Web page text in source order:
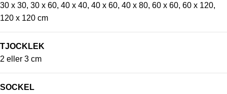
30 x 30, 30 x 60, 40 x 40, 40 x 60, 40 x 80, 60 x 60, 60 x 120,
120 x 120 cm
TJOCKLEK
2 eller 3 cm
SOCKEL